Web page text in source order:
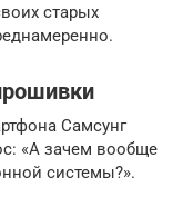
старых
Самсунг
«А зачем вообще
системы?».